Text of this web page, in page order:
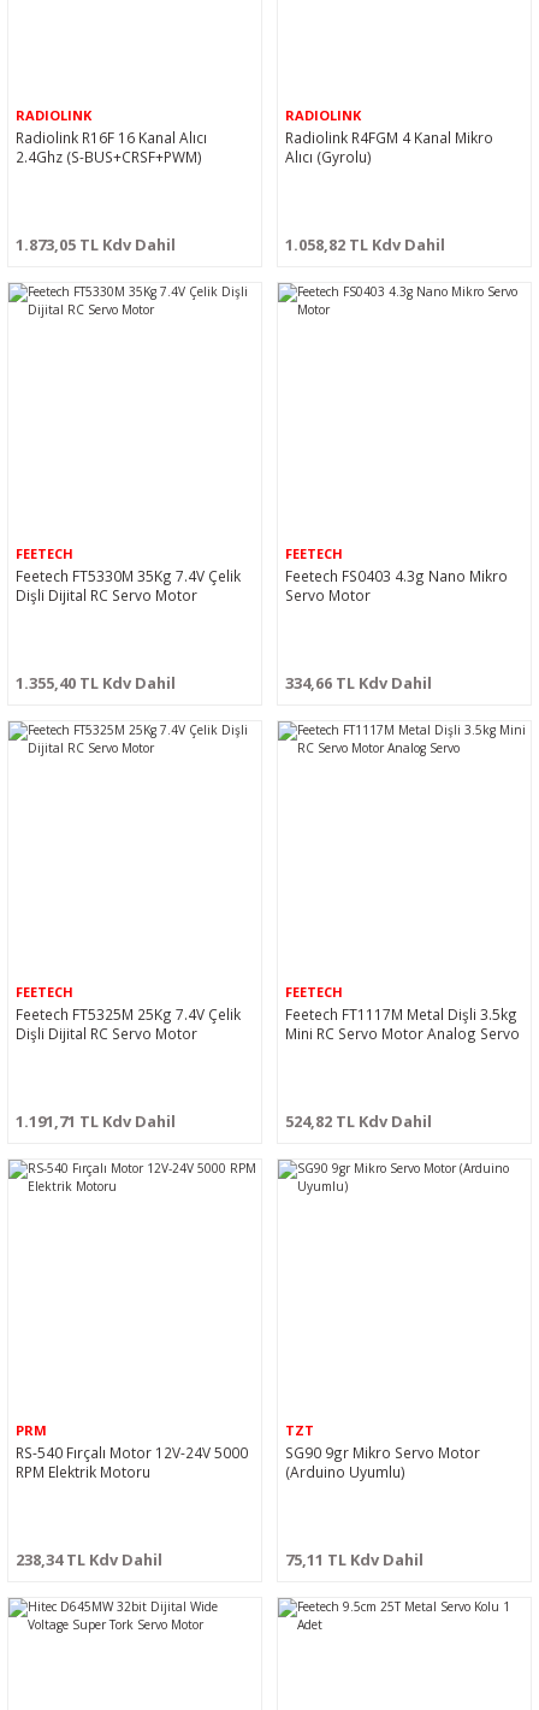
RADIOLINK
Radiolink R16F 16 Kanal Alıcı
2.4Ghz (S-BUS+CRSF+PWM)
1.873,05 TL Kdv Dahil
RADIOLINK
Radiolink R4FGM 4 Kanal Mikro
Alıcı (Gyrolu)
1.058,82 TL Kdv Dahil
FEETECH
Feetech FT5330M 35Kg 7.4V Çelik
Dişli Dijital RC Servo Motor
1.355,40 TL Kdv Dahil
FEETECH
Feetech FS0403 4.3g Nano Mikro
Servo Motor
334,66 TL Kdv Dahil
FEETECH
Feetech FT5325M 25Kg 7.4V Çelik
Dişli Dijital RC Servo Motor
1.191,71 TL Kdv Dahil
FEETECH
Feetech FT1117M Metal Dişli 3.5kg
Mini RC Servo Motor Analog Servo
524,82 TL Kdv Dahil
PRM
RS-540 Fırçalı Motor 12V-24V 5000
RPM Elektrik Motoru
238,34 TL Kdv Dahil
TZT
SG90 9gr Mikro Servo Motor
(Arduino Uyumlu)
75,11 TL Kdv Dahil